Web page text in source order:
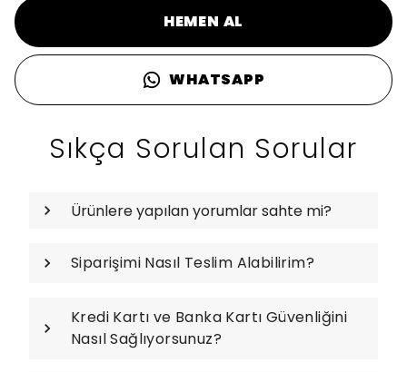
HEMEN AL
WHATSAPP
Sıkça Sorulan Sorular
Ürünlere yapılan yorumlar sahte mi?
Siparişimi Nasıl Teslim Alabilirim?
Kredi Kartı ve Banka Kartı Güvenliğini
Nasıl Sağlıyorsunuz?